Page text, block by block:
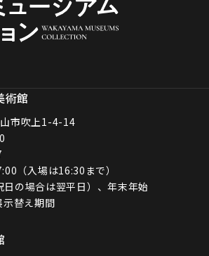
術館
市吹上1-4-14
（入場は16:30まで）
の場合は翌平日）、年末年始
示替え期間